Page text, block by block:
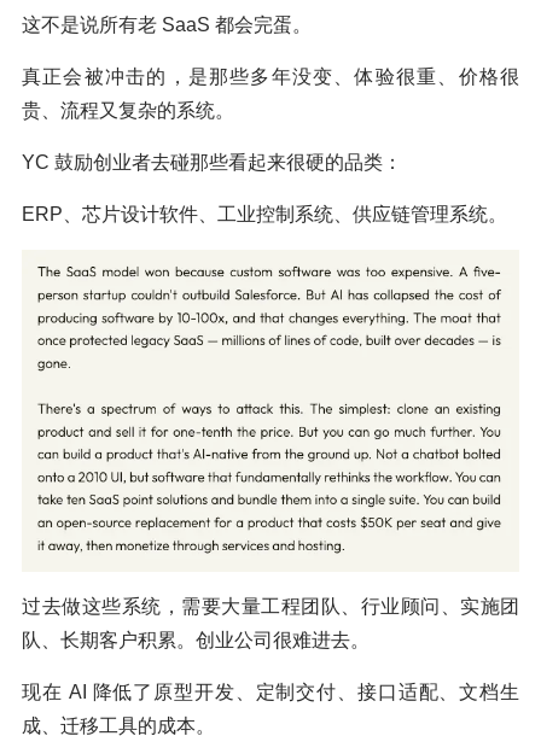
这不是说所有老 SaaS 都会完蛋。
真正会被冲击的，是那些多年没变、体验很重、价格很
贵、流程又复杂的系统。
YC 鼓励创业者去碰那些看起来很硬的品类：
ERP、芯片设计软件、工业控制系统、供应链管理系统。
过去做这些系统，需要大量工程团队、行业顾问、实施团
队、长期客户积累。创业公司很难进去。
现在 AI 降低了原型开发、定制交付、接口适配、文档生
成、迁移工具的成本。